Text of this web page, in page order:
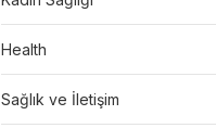
Health
Sağlık ve İletişim